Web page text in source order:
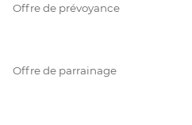
Offre de prévoyance
Offre de parrainage